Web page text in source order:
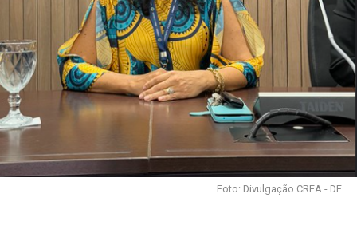
Foto: Divulgação CREA - DF